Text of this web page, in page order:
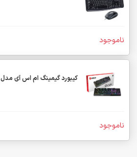
ناموجود
کیبورد گیمینگ ام اس آی مدل VIGOR GK30
ناموجود